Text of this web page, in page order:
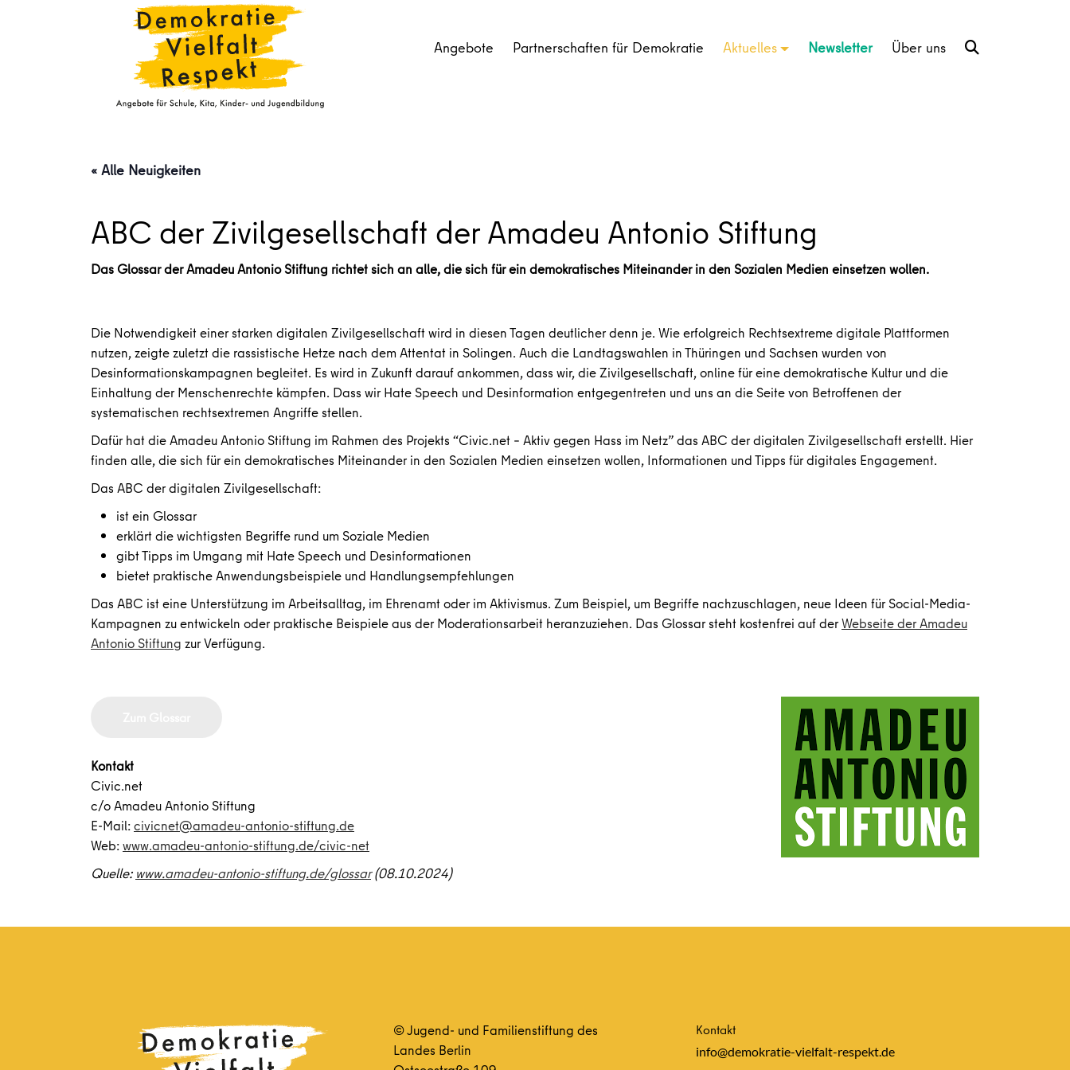
Angebote Partnerschaften für Demokratie Aktuelles Newsletter Über uns
« Alle Neuigkeiten
ABC der Zivilgesellschaft der Amadeu Antonio Stiftung
Das Glossar der Amadeu Antonio Stiftung richtet sich an alle, die sich für ein demokratisches Miteinander in den Sozialen Medien einsetzen wollen.
Die Notwendigkeit einer starken digitalen Zivilgesellschaft wird in diesen Tagen deutlicher denn je. Wie erfolgreich Rechtsextreme digitale Plattformen
nutzen, zeigte zuletzt die rassistische Hetze nach dem Attentat in Solingen. Auch die Landtagswahlen in Thüringen und Sachsen wurden von
Desinformationskampagnen begleitet. Es wird in Zukunft darauf ankommen, dass wir, die Zivilgesellschaft, online für eine demokratische Kultur und die
Einhaltung der Menschenrechte kämpfen. Dass wir Hate Speech und Desinformation entgegentreten und uns an die Seite von Betroffenen der
systematischen rechtsextremen Angriffe stellen.
Dafür hat die Amadeu Antonio Stiftung im Rahmen des Projekts “Civic.net – Aktiv gegen Hass im Netz” das ABC der digitalen Zivilgesellschaft erstellt. Hier
finden alle, die sich für ein demokratisches Miteinander in den Sozialen Medien einsetzen wollen, Informationen und Tipps für digitales Engagement.
Das ABC der digitalen Zivilgesellschaft:
ist ein Glossar
erklärt die wichtigsten Begriffe rund um Soziale Medien
gibt Tipps im Umgang mit Hate Speech und Desinformationen
bietet praktische Anwendungsbeispiele und Handlungsempfehlungen
Das ABC ist eine Unterstützung im Arbeitsalltag, im Ehrenamt oder im Aktivismus. Zum Beispiel, um Begriffe nachzuschlagen, neue Ideen für Social-Media-
Kampagnen zu entwickeln oder praktische Beispiele aus der Moderationsarbeit heranzuziehen. Das Glossar steht kostenfrei auf derWebseite der Amadeu
Antonio Stiftung zur Verfügung.
Kontakt
Civic.net
c/o Amadeu Antonio Stiftung
E-Mail:civicnet@amadeu-antonio-stiftung.de
Web:www.amadeu-antonio-stiftung.de/civic-net
Quelle: www.amadeu-antonio-stiftung.de/glossar(08.10.2024)
© Jugend- und Familienstiftung des
Landes Berlin
Kontakt
info@demokratie-vielfalt-respekt.de